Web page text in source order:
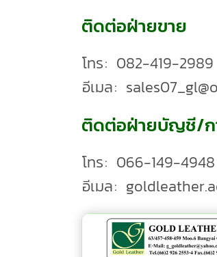
ติดต่อฝ่ายขาย
โทร: 082-419-2989
อีเมล:
ติดต่อฝ่ายบัญชี/ก
โทร: 066-149-4948
อีเมล: